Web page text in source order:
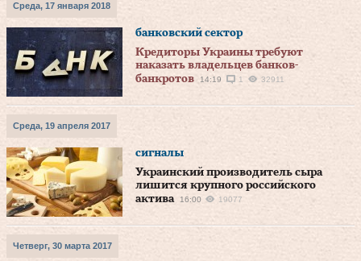
Среда, 17 января 2018
банковский сектор
Кредиторы Украины требуют
наказать владельцев банков-
банкротов
14:19 1 32911
Среда, 19 апреля 2017
сигналы
Украинский производитель сыра
лишится крупного российского
актива
16:00 19077
Четверг, 30 марта 2017